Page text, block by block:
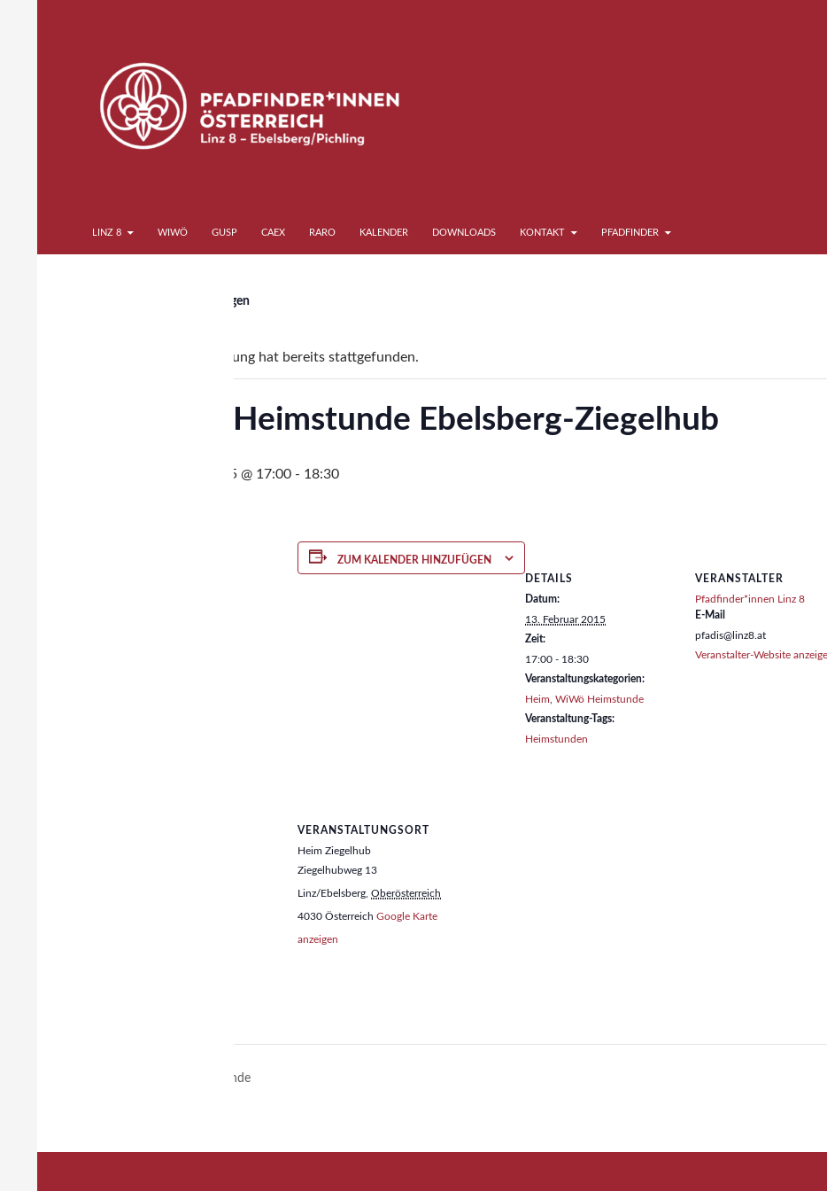
Pfadfinder*innen Linz 8
LINZ 8 WIWÖ GUSP CAEX RARO KALENDER DOWNLOADS KONTAKT PFADFINDER
« Alle Veranstaltungen
Diese Veranstaltung hat bereits stattgefunden.
WiWö Heimstunde Ebelsberg-Ziegelhub
13. Februar 2015 @ 17:00 - 18:30
ZUM KALENDER HINZUFÜGEN
DETAILS
Datum:
13. Februar 2015
Zeit:
17:00 - 18:30
Veranstaltungskategorien:
Heim WiWö Heimstunde
Veranstaltung-Tags:
Heimstunden
VERANSTALTER
Pfadfinder*innen Linz 8
E-Mail
pfadis@linz8.at
Veranstalter-Website
VERANSTALTUNGSORT
Heim Ziegelhub
Ziegelhubweg 13
Linz/Ebelsberg Oberösterreich
4030 Österreich Google Karte
anzeigen
RaRo Heimstunde